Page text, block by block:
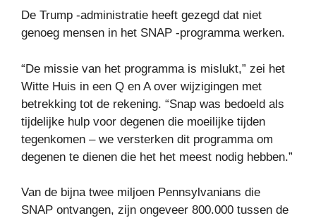
De Trump -administratie heeft gezegd dat niet
genoeg mensen in het SNAP -programma werken.
“De missie van het programma is mislukt,” zei het
Witte Huis in een Q en A over wijzigingen met
betrekking tot de rekening. “Snap was bedoeld als
tijdelijke hulp voor degenen die moeilijke tijden
tegenkomen – we versterken dit programma om
degenen te dienen die het het meest nodig hebben.”
Van de bijna twee miljoen Pennsylvanians die
SNAP ontvangen, zijn ongeveer 800.000 tussen de